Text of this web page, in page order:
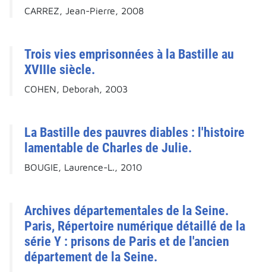
CARREZ, Jean-Pierre, 2008
Trois vies emprisonnées à la Bastille au
XVIIIe siècle.
COHEN, Deborah, 2003
La Bastille des pauvres diables : l'histoire
lamentable de Charles de Julie.
BOUGIE, Laurence-L., 2010
Archives départementales de la Seine.
Paris, Répertoire numérique détaillé de la
série Y : prisons de Paris et de l'ancien
département de la Seine.